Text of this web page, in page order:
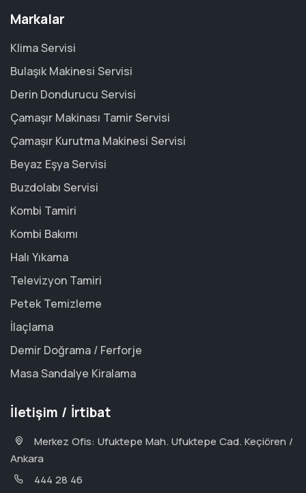
Markalar
Klima Servisi
Bulaşık Makinesi Servisi
Derin Dondurucu Servisi
Çamaşır Makinası Tamir Servisi
Çamaşır Kurutma Makinesi Servisi
Beyaz Eşya Servisi
Buzdolabı Servisi
Kombi Tamiri
Kombi Bakımı
Halı Yıkama
Televizyon Tamiri
Petek Temizleme
İlaçlama
Demir Doğrama / Ferforje
Masa Sandalye Kiralama
İletişim / İrtibat
Merkez Ofis: Ufuktepe Mah. Ufuktepe Cad. Keçiören /
Ankara
444 28 46